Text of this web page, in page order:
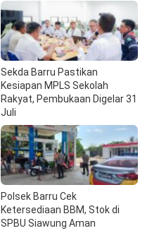
Sekda Barru Pastikan
Kesiapan MPLS Sekolah
Rakyat, Pembukaan Digelar 31
Juli
Polsek Barru Cek
Ketersediaan BBM, Stok di
SPBU Siawung Aman